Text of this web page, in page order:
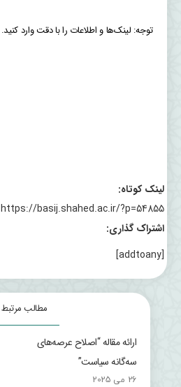
توجه: لینک‌ها و اطلاعات را با دقت وارد کنید.
لینک کوتاه:
https://basij.shahed.ac.ir/?p=54855
اشتراک گذاری:
[addtoany]
مطالب مرتبط
ارائه مقاله “اصلاح عرصه‌های
سه‌گانه سیاست”
26 می 2025